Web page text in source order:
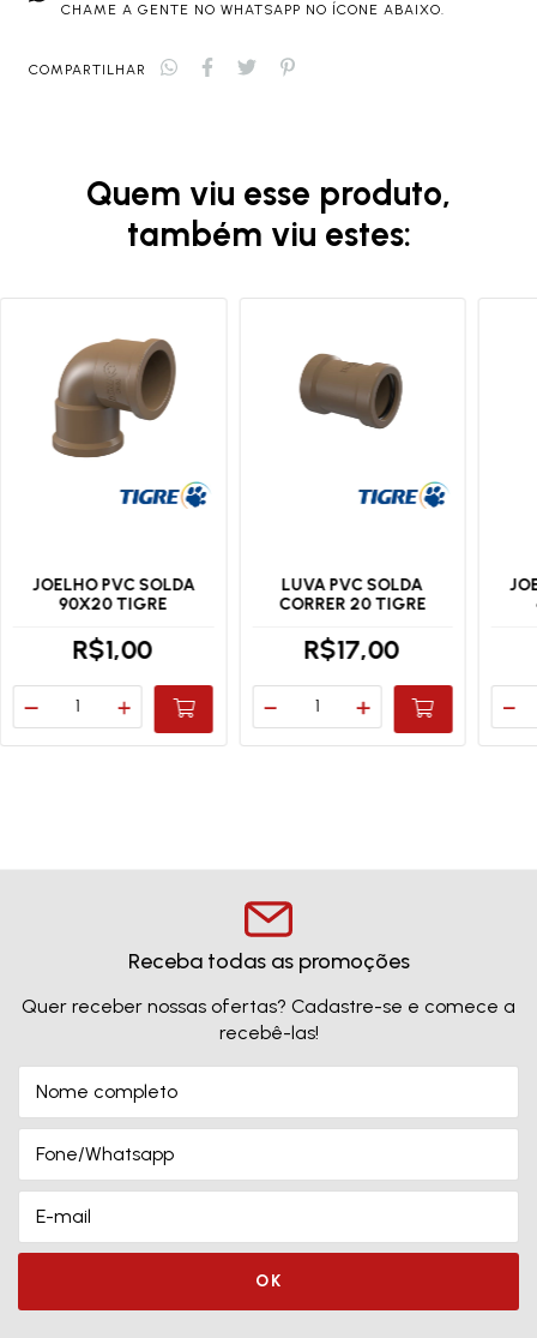
CHAME A GENTE NO WHATSAPP NO ÍCONE ABAIXO.
COMPARTILHAR
Quem viu esse produto,
também viu estes:
JOELHO PVC SOLDA
90X20 TIGRE
R$1,00
LUVA PVC SOLDA
CORRER 20 TIGRE
R$17,00
Receba todas as promoções
Quer receber nossas ofertas? Cadastre-se e comece a
recebê-las!